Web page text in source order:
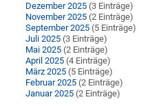
Dezember 2025 (3 Einträge)
November 2025 (2 Einträge)
September 2025 (5 Einträge)
Juli 2025 (3 Einträge)
Mai 2025 (2 Einträge)
April 2025 (4 Einträge)
März 2025 (5 Einträge)
Februar 2025 (2 Einträge)
Januar 2025 (2 Einträge)